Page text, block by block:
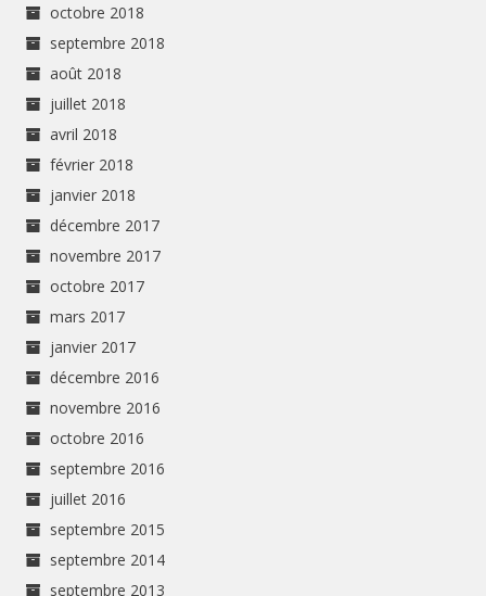
octobre 2018
septembre 2018
août 2018
juillet 2018
avril 2018
février 2018
janvier 2018
décembre 2017
novembre 2017
octobre 2017
mars 2017
janvier 2017
décembre 2016
novembre 2016
octobre 2016
septembre 2016
juillet 2016
septembre 2015
septembre 2014
septembre 2013